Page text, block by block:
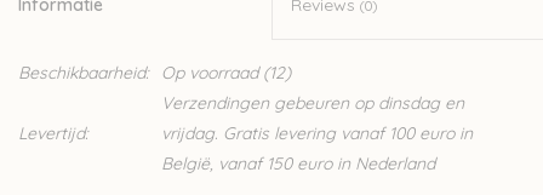
Informatie Reviews (0)
Beschikbaarheid: Op voorraad(12)
Levertijd:
Verzendingen gebeuren op dinsdag en
vrijdag. Gratis levering vanaf 100 euro in
België, vanaf 150 euro in Nederland